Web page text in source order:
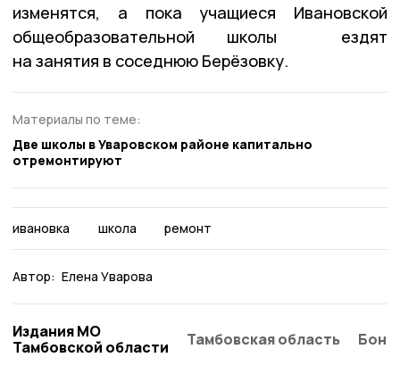
изменятся, а пока учащиеся Ивановской
общеобразовательной школы ездят
на занятия в соседнюю Берёзовку.
Материалы по теме:
Две школы в Уваровском районе капитально
отремонтируют
ивановка школа ремонт
Автор: Елена Уварова
Издания МО
Тамбовской области
Тамбовская область